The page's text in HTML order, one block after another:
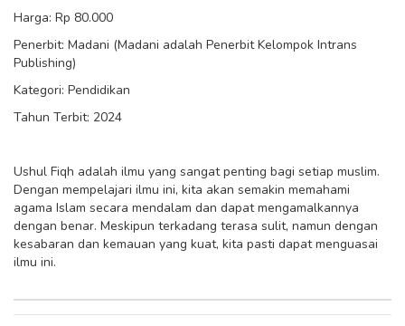
Harga: Rp 80.000
Penerbit: Madani (Madani adalah Penerbit Kelompok Intrans
Publishing)
Kategori: Pendidikan
Tahun Terbit: 2024
Ushul Fiqh adalah ilmu yang sangat penting bagi setiap muslim.
Dengan mempelajari ilmu ini, kita akan semakin memahami
agama Islam secara mendalam dan dapat mengamalkannya
dengan benar. Meskipun terkadang terasa sulit, namun dengan
kesabaran dan kemauan yang kuat, kita pasti dapat menguasai
ilmu ini.